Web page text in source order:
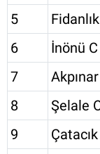
5
6
İnönü
7
8
Şelale
9